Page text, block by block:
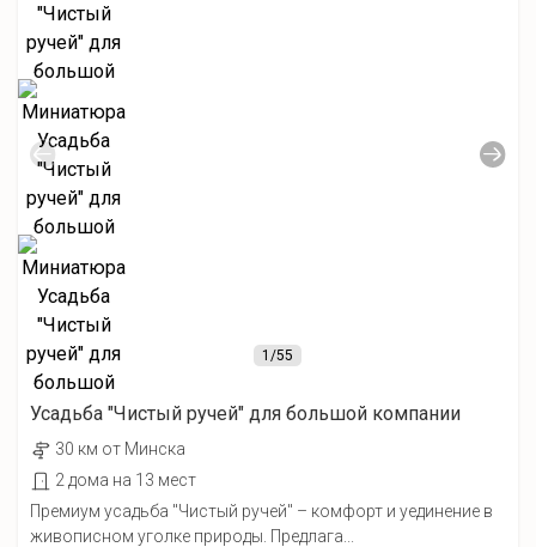
1/55
Усадьба "Чистый ручей" для большой компании
30 км от Минска
2 дома на 13 мест
Премиум усадьба "Чистый ручей" – комфорт и уединение в
живописном уголке природы. Предлага...